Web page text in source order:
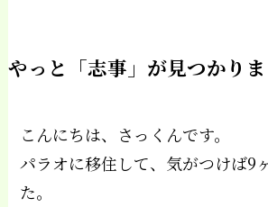
やっと「志事」が見つかりま
こんにちは、さっくんです。
パラオに移住して、気がつけば9
た。